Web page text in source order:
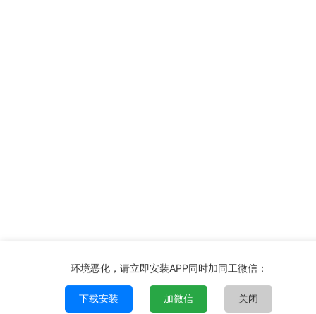
购物车
环境恶化，请立即安装APP同时加同工微信：
下载安装 加微信 关闭